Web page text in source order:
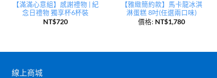
【滿滿心意組】感謝禮物 | 紀
念日禮物 獨享杯6杯裝
NT$720
【雅緻簡約款】馬卡龍冰淇
淋蛋糕 8吋(任選兩口味)
價格: NT$1,780
線上商城